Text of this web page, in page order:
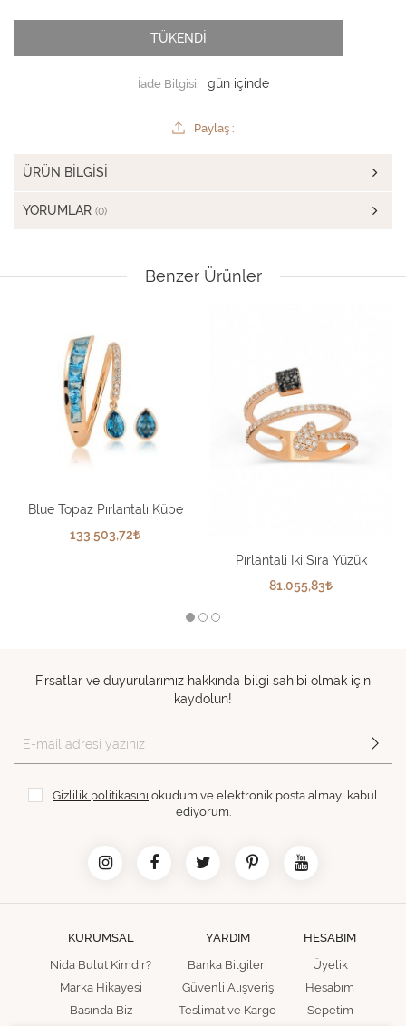
TÜKENDİ
İade Bilgisi:
Paylaş :
ÜRÜN BILGISI
YORUMLAR (0)
Benzer Ürünler
Blue Topaz Pırlantalı Küpe
133.503,72
Pırlantali Iki Sıra Yüzük
81.055,83
Fırsatlar ve duyurularımız hakkında bilgi sahibi olmak için
kaydolun!
Gizlilik politikasını okudum ve elektronik posta almayı kabul
ediyorum.
KURUMSAL
Nida Bulut Kimdir?
Marka Hikayesi
Basında Biz
YARDIM
Banka Bilgileri
Güvenli Alışveriş
Teslimat ve Kargo
HESABIM
Üyelik
Hesabım
Sepetim